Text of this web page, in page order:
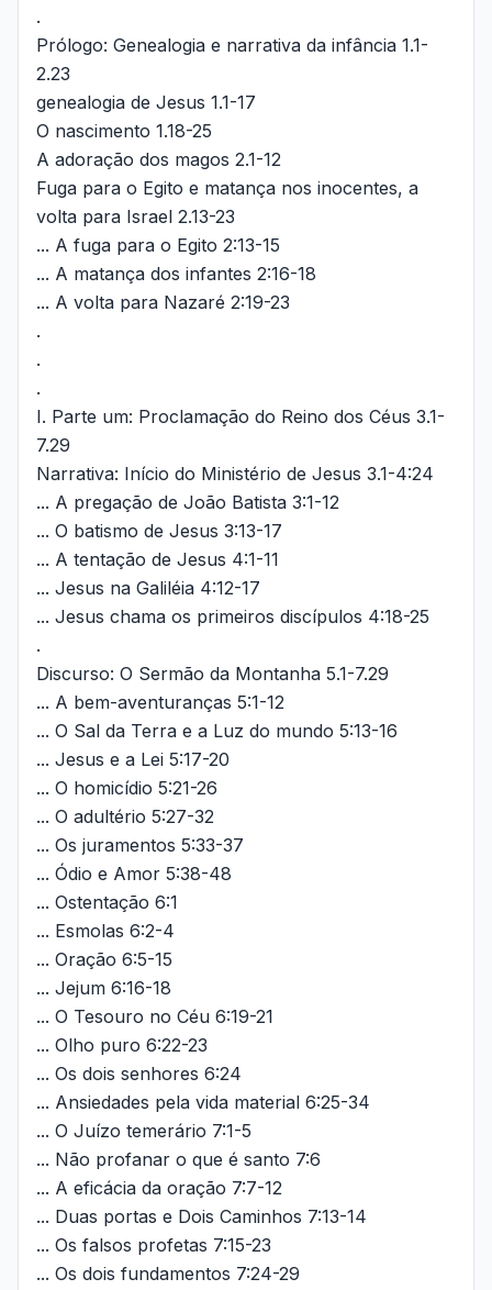
.
Prólogo: Genealogia e narrativa da infância 1.1-
2.23
genealogia de Jesus 1.1-17
O nascimento 1.18-25
A adoração dos magos 2.1-12
Fuga para o Egito e matança nos inocentes, a
volta para Israel 2.13-23
... A fuga para o Egito 2:13-15
... A matança dos infantes 2:16-18
... A volta para Nazaré 2:19-23
.
.
.
I. Parte um: Proclamação do Reino dos Céus 3.1-
7.29
Narrativa: Início do Ministério de Jesus 3.1-4:24
... A pregação de João Batista 3:1-12
... O batismo de Jesus 3:13-17
... A tentação de Jesus 4:1-11
... Jesus na Galiléia 4:12-17
... Jesus chama os primeiros discípulos 4:18-25
.
Discurso: O Sermão da Montanha 5.1-7.29
... A bem-aventuranças 5:1-12
... O Sal da Terra e a Luz do mundo 5:13-16
... Jesus e a Lei 5:17-20
... O homicídio 5:21-26
... O adultério 5:27-32
... Os juramentos 5:33-37
... Ódio e Amor 5:38-48
... Ostentação 6:1
... Esmolas 6:2-4
... Oração 6:5-15
... Jejum 6:16-18
... O Tesouro no Céu 6:19-21
... Olho puro 6:22-23
... Os dois senhores 6:24
... Ansiedades pela vida material 6:25-34
... O Juízo temerário 7:1-5
... Não profanar o que é santo 7:6
... A eficácia da oração 7:7-12
... Duas portas e Dois Caminhos 7:13-14
... Os falsos profetas 7:15-23
... Os dois fundamentos 7:24-29